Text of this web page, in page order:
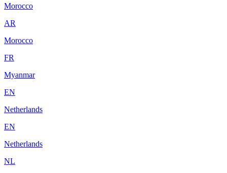
Morocco
AR
Morocco
FR
Myanmar
EN
Netherlands
EN
Netherlands
NL